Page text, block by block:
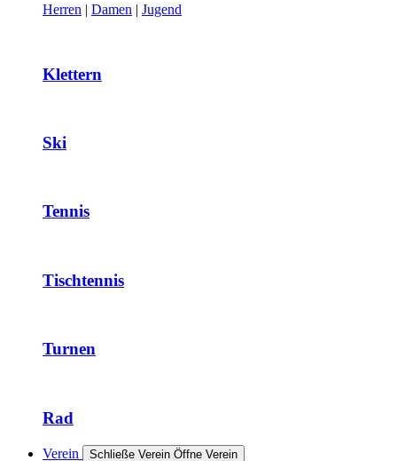
Herren | Damen | Jugend
Klettern
Ski
Tennis
Tischtennis
Turnen
Rad
Verein Schließe Verein Öffne Verein